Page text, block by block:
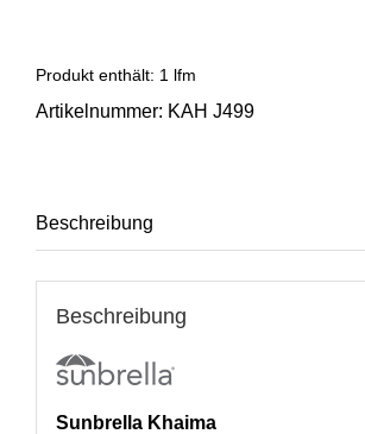
J499
Produkt enthält: 1 lfm
Artikelnummer: KAH J499
Beschreibung
Beschreibung
Sunbrella Khaima